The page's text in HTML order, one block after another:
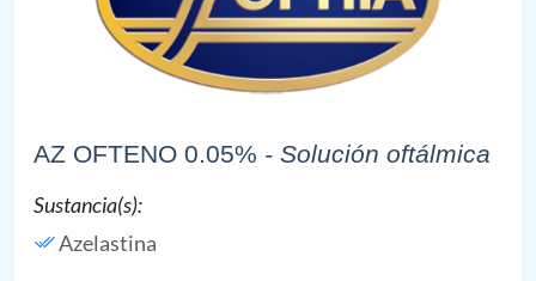
AZ OFTENO 0.05% - Solución oftálmica
Sustancia(s):
Azelastina